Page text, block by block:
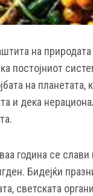
на
постојниот
на
и дека
година се
Бидејќи
светската